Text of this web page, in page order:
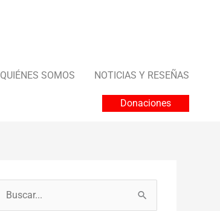
QUIÉNES SOMOS NOTICIAS Y RESEÑAS
Donaciones